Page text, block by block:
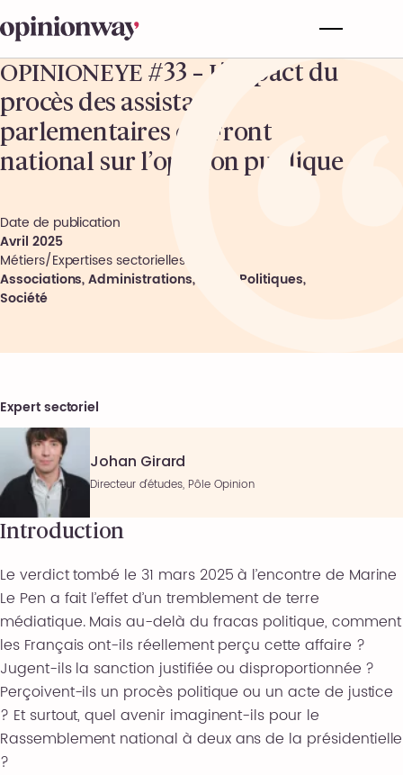
OPINIONEYE #33 – L’impact du
procès des assistants
parlementaires du Front
national sur l’opinion publique
Date de publication
Avril 2025
Métiers/Expertises sectorielles
Associations, Administrations, Partis Politiques,
Société
Introduction
Le verdict tombé le 31 mars 2025 à l’encontre de Marine
Le Pen a fait l’effet d’un tremblement de terre
médiatique. Mais au-delà du fracas politique, comment
les Français ont-ils réellement perçu cette affaire ?
Jugent-ils la sanction justifiée ou disproportionnée ?
Perçoivent-ils un procès politique ou un acte de justice
? Et surtout, quel avenir imaginent-ils pour le
Rassemblement national à deux ans de la présidentielle
?
Expert sectoriel
Johan Girard
Directeur d’études, Pôle Opinion